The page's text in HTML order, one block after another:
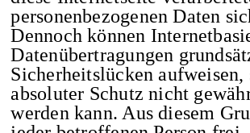
personenbezogenen Daten
Dennoch können
Datenübertragungen
Sicherheitslücken aufweisen,
absoluter Schutz nicht
werden kann. Aus diesem